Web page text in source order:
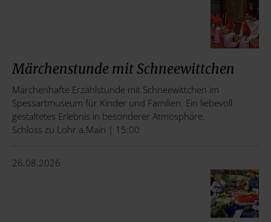
Märchenstunde mit Schneewittchen
Märchenhafte Erzählstunde mit Schneewittchen im
Spessartmuseum für Kinder und Familien. Ein liebevoll
gestaltetes Erlebnis in besonderer Atmosphäre.
Schloss zu Lohr a.Main | 15:00
26.08.2026